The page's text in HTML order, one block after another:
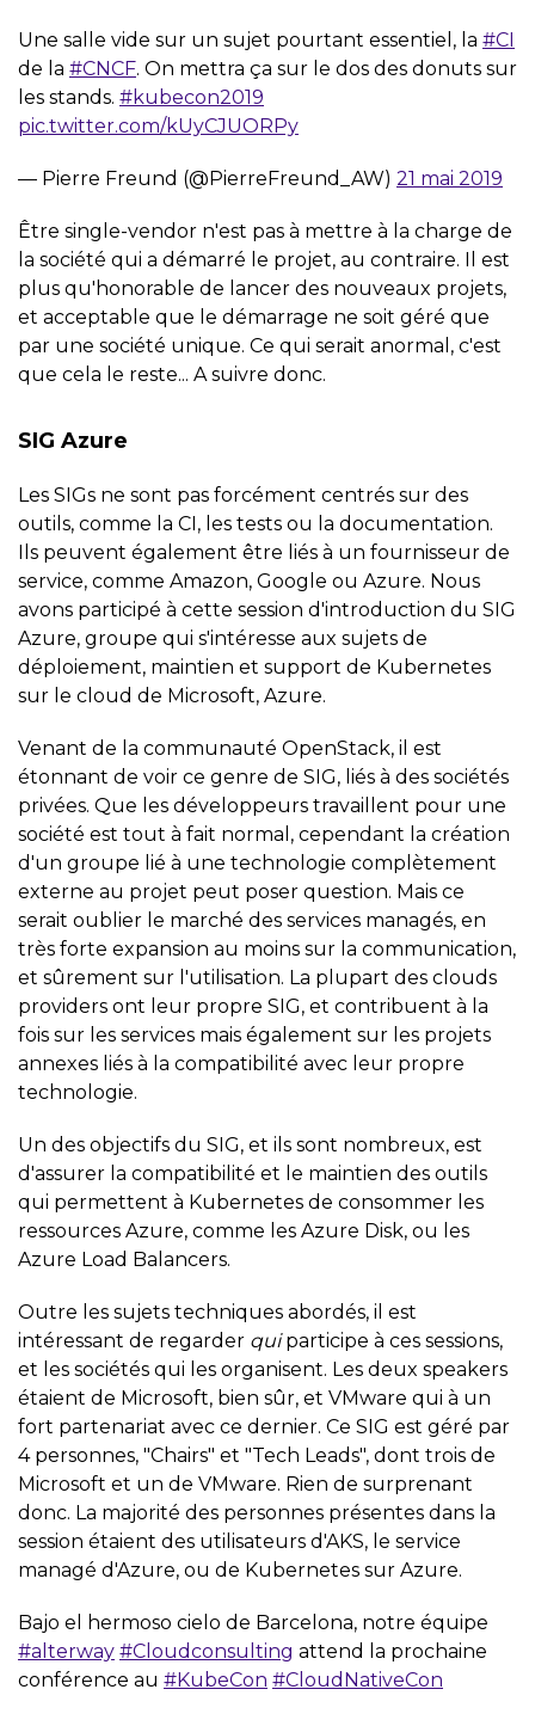
Une salle vide sur un sujet pourtant essentiel, la #CI
de la #CNCF. On mettra ça sur le dos des donuts sur
les stands. #kubecon2019
pic.twitter.com/kUyCJUORPy
— Pierre Freund (@PierreFreund_AW) 21 mai 2019
Être single-vendor n'est pas à mettre à la charge de
la société qui a démarré le projet, au contraire. Il est
plus qu'honorable de lancer des nouveaux projets,
et acceptable que le démarrage ne soit géré que
par une société unique. Ce qui serait anormal, c'est
que cela le reste... A suivre donc.
SIG Azure
Les SIGs ne sont pas forcément centrés sur des
outils, comme la CI, les tests ou la documentation.
Ils peuvent également être liés à un fournisseur de
service, comme Amazon, Google ou Azure. Nous
avons participé à cette session d'introduction du SIG
Azure, groupe qui s'intéresse aux sujets de
déploiement, maintien et support de Kubernetes
sur le cloud de Microsoft, Azure.
Venant de la communauté OpenStack, il est
étonnant de voir ce genre de SIG, liés à des sociétés
privées. Que les développeurs travaillent pour une
société est tout à fait normal, cependant la création
d'un groupe lié à une technologie complètement
externe au projet peut poser question. Mais ce
serait oublier le marché des services managés, en
très forte expansion au moins sur la communication,
et sûrement sur l'utilisation. La plupart des clouds
providers ont leur propre SIG, et contribuent à la
fois sur les services mais également sur les projets
annexes liés à la compatibilité avec leur propre
technologie.
Un des objectifs du SIG, et ils sont nombreux, est
d'assurer la compatibilité et le maintien des outils
qui permettent à Kubernetes de consommer les
ressources Azure, comme les Azure Disk, ou les
Azure Load Balancers.
Outre les sujets techniques abordés, il est
intéressant de regarder quiparticipe à ces sessions,
et les sociétés qui les organisent. Les deux speakers
étaient de Microsoft, bien sûr, et VMware qui à un
fort partenariat avec ce dernier. Ce SIG est géré par
4 personnes, "Chairs" et "Tech Leads", dont trois de
Microsoft et un de VMware. Rien de surprenant
donc. La majorité des personnes présentes dans la
session étaient des utilisateurs d'AKS, le service
managé d'Azure, ou de Kubernetes sur Azure.
Bajo el hermoso cielo de Barcelona, notre équipe
#alterway #Cloudconsulting attend la prochaine
conférence au #KubeCon #CloudNativeCon